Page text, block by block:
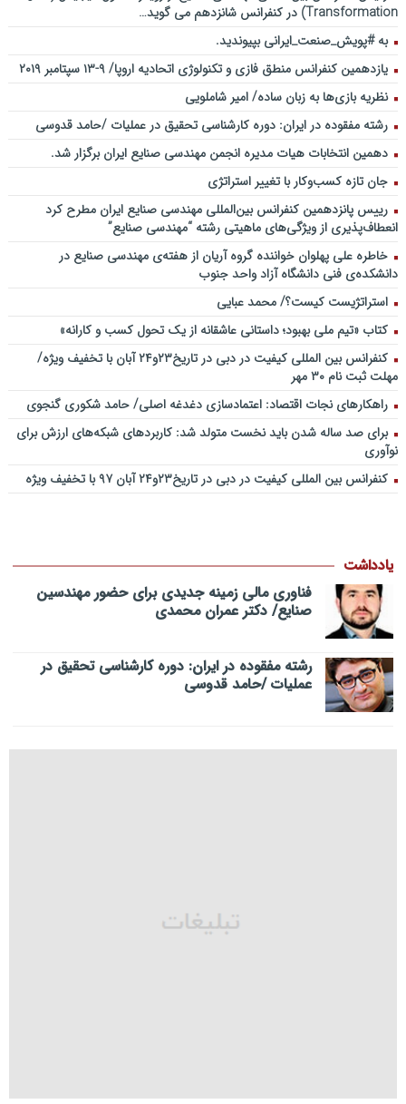
Transformation) در کنفرانس شانزدهم می گوید…
به #پویش_صنعت_ایرانی بپیوندید.
یازدهمین کنفرانس منطق فازی و تکنولوژی اتحادیه اروپا/ ۹-۱۳ سپتامبر ۲۰۱۹
نظریه بازی‌ها به زبان ساده/ امیر شاملویی
رشته مفقوده در ایران: دوره کارشناسی تحقیق در عملیات /حامد قدوسی
دهمین انتخابات هیات مدیره انجمن مهندسی صنایع ایران برگزار شد.
جان تازه کسب‌وکار با تغییر استراتژی
رییس پانزدهمین کنفرانس بین‌المللی مهندسی صنایع ایران مطرح کرد
انعطاف‌پذیری از ویژگی‌های ماهیتی رشته “مهندسی صنایع”
خاطره علی پهلوان خواننده گروه آریان از هفته‌ی مهندسی صنایع در
دانشکده‌ی فنی دانشگاه آزاد واحد جنوب
استراتژیست کیست؟‬/ محمد عبایی
کتاب «تیم ملی بهبود؛ داستانی عاشقانه از یک تحول کسب و کارانه»
کنفرانس بین المللی کیفیت در دبی در تاریخ۲۳و۲۴ آبان با تخفیف ویژه/
مهلت ثبت نام ۳۰ مهر
راهکارهای نجات اقتصاد: اعتمادسازی دغدغه اصلی/ حامد شکوری گنجوی
برای صد ساله شدن باید نخست متولد شد: کاربردهای شبکه‌های ارزش برای
نوآوری
کنفرانس بین المللی کیفیت در دبی در تاریخ۲۳و۲۴ آبان ۹۷ با تخفیف ویژه
یادداشت
فناوری مالی زمینه جدیدی برای حضور مهندسین
صنایع/ دکتر عمران محمدی
رشته مفقوده در ایران: دوره کارشناسی تحقیق در
عملیات /حامد قدوسی